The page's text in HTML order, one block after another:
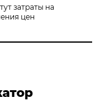
затраты на
цен